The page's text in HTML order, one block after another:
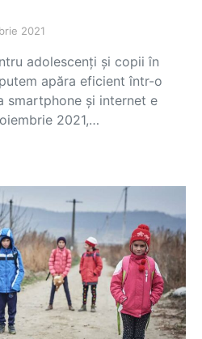
2021
adolescenți și copii în
apăra eficient într-o
smartphone și internet e
2021,…